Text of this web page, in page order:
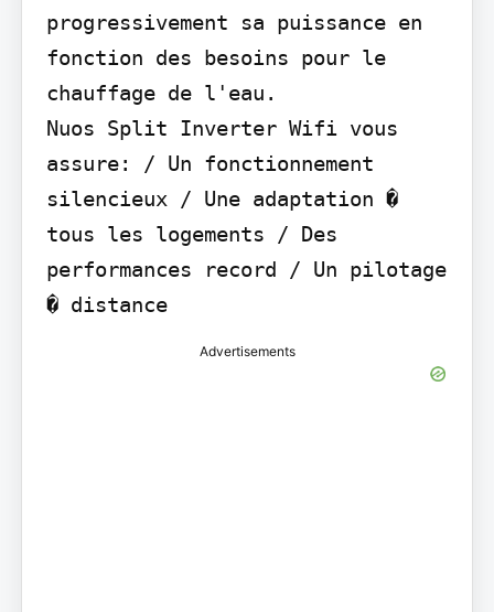
progressivement sa puissance en
fonction des besoins pour le
chauffage de l'eau.
Nuos Split Inverter Wifi vous
assure: / Un fonctionnement
silencieux / Une adaptation �
tous les logements / Des
performances record / Un pilotage
� distance
Advertisements